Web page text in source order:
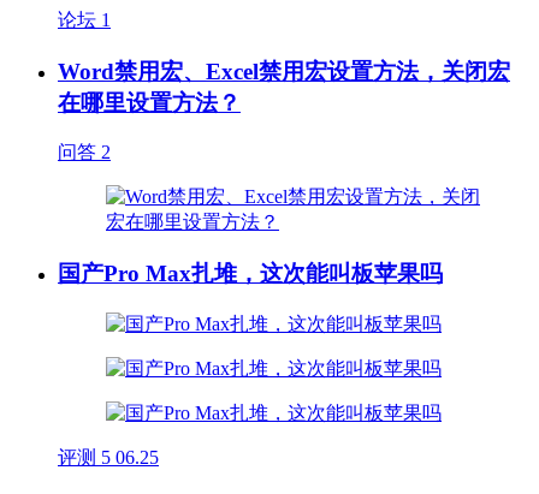
论坛 1
Word禁用宏、Excel禁用宏设置方法，关闭宏
在哪里设置方法？
问答 2
国产Pro Max扎堆，这次能叫板苹果吗
评测 5 06.25